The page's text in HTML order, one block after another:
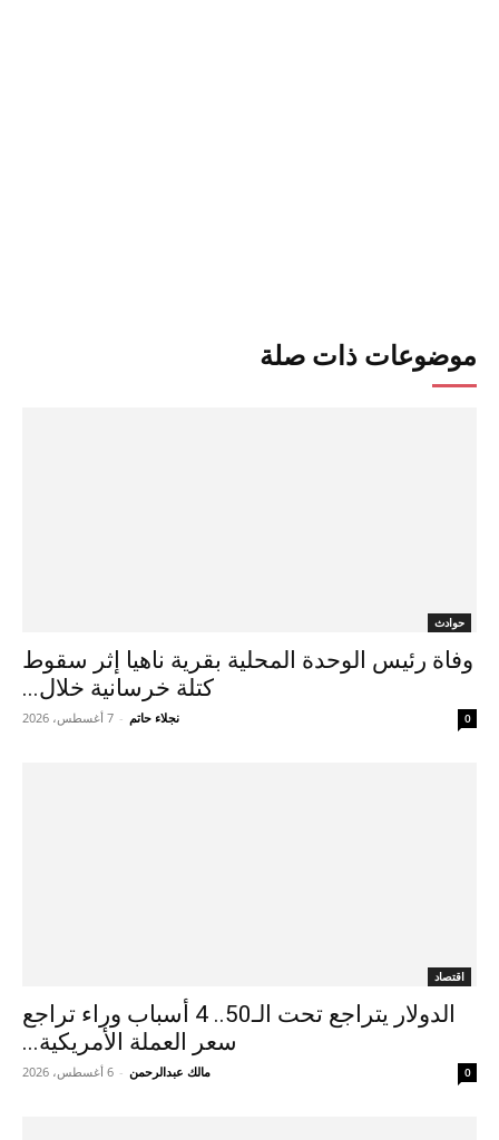
موضوعات ذات صلة
حوادث
وفاة رئيس الوحدة المحلية بقرية ناهيا إثر سقوط
كتلة خرسانية خلال...
نجلاء حاتم - 7 أغسطس، 2026 0
اقتصاد
الدولار يتراجع تحت الـ50.. 4 أسباب وراء تراجع
سعر العملة الأمريكية...
مالك عبدالرحمن - 6 أغسطس، 2026 0